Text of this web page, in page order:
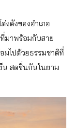
งดังของอำเภอ
มาพร้อมกับสาย
มไปด้วยธรรมชาติที่
สดชื่นกันในยาม